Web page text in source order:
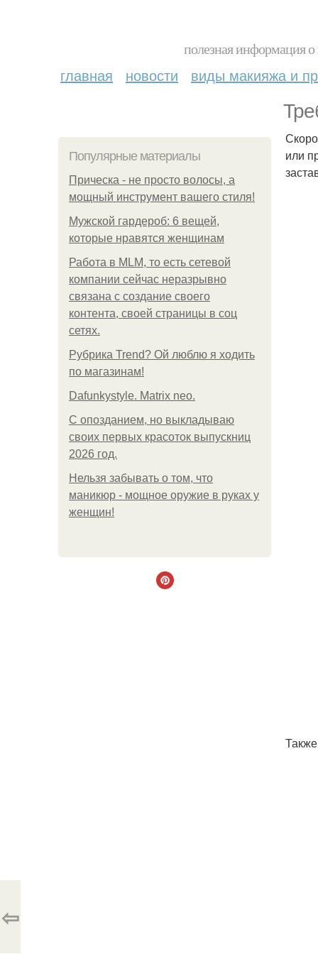
полезная информация
главная новости виды макияжа и
Популярные материалы
Прическа - не просто волосы, а
мощный инструмент вашего стиля!
Мужской гардероб: 6 вещей,
которые нравятся женщинам
Работа в MLM, то есть сетевой
компании сейчас неразрывно
связана с создание своего
контента, своей страницы в соц
сетях.
Рубрика Trend? Ой люблю я ходить
по магазинам!
Dafunkystyle. Matrix neo.
С опозданием, но выкладываю
своих первых красоток выпускниц
2026 год.
Нельзя забывать о том, что
маникюр - мощное оружие в руках у
женщин!
или
⇦